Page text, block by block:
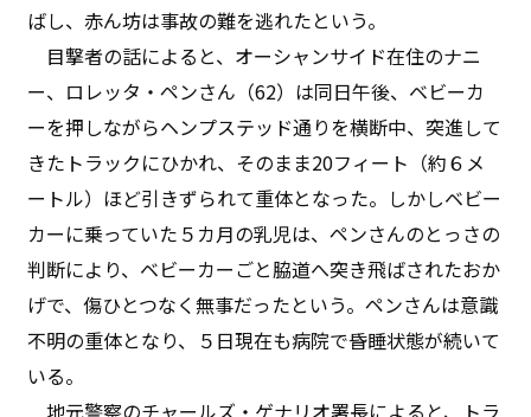
ばし、赤ん坊は事故の難を逃れたという。
目撃者の話によると、オーシャンサイド在住のナニ
ー、ロレッタ・ペンさん（62）は同日午後、ベビーカ
ーを押しながらヘンプステッド通りを横断中、突進して
きたトラックにひかれ、そのまま20フィート（約６メ
ートル）ほど引きずられて重体となった。しかしベビー
カーに乗っていた５カ月の乳児は、ペンさんのとっさの
判断により、ベビーカーごと脇道へ突き飛ばされたおか
げで、傷ひとつなく無事だったという。ペンさんは意識
不明の重体となり、５日現在も病院で昏睡状態が続いて
いる。
地元警察のチャールズ・ゲナリオ署長によると、トラ